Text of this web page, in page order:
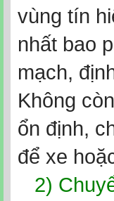
vùng tín
nhất bao
mạch,
Không
ổn định,
để xe
2)